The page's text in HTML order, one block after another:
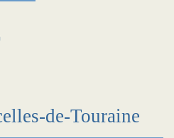
de-Touraine